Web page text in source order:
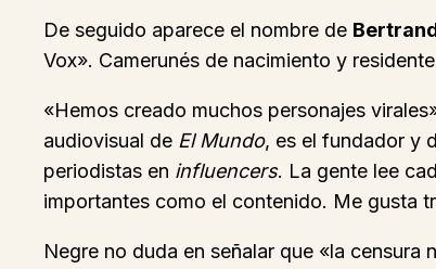
De seguido aparece el nombre de
Vox». Camerunés de nacimiento y
«Hemos creado muchos personajes
audiovisual de El Mundo, es el fundador y
periodistas en influencers. La gente lee
importantes como el contenido. Me gusta
Negre no duda en señalar que «la